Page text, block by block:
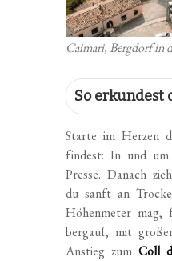
Caimari, Bergdorf in
So erkundest
Starte im Herzen
findest: In und
Presse. Danach
du sanft an
Höhenmeter
bergauf, mit
Anstieg zumColl